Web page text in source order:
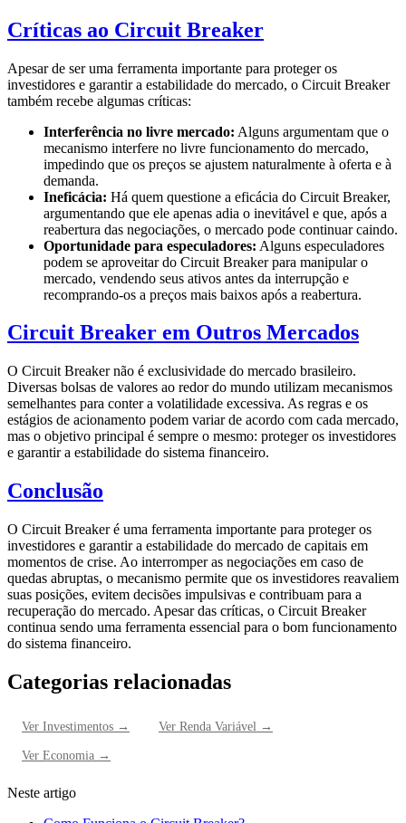
Críticas ao Circuit Breaker
Apesar de ser uma ferramenta importante para proteger os
investidores e garantir a estabilidade do mercado, o Circuit Breaker
também recebe algumas críticas:
Interferência no livre mercado: Alguns argumentam que o
mecanismo interfere no livre funcionamento do mercado,
impedindo que os preços se ajustem naturalmente à oferta e à
demanda.
Ineficácia: Há quem questione a eficácia do Circuit Breaker,
argumentando que ele apenas adia o inevitável e que, após a
reabertura das negociações, o mercado pode continuar caindo.
Oportunidade para especuladores: Alguns especuladores
podem se aproveitar do Circuit Breaker para manipular o
mercado, vendendo seus ativos antes da interrupção e
recomprando-os a preços mais baixos após a reabertura.
Circuit Breaker em Outros Mercados
O Circuit Breaker não é exclusividade do mercado brasileiro.
Diversas bolsas de valores ao redor do mundo utilizam mecanismos
semelhantes para conter a volatilidade excessiva. As regras e os
estágios de acionamento podem variar de acordo com cada mercado,
mas o objetivo principal é sempre o mesmo: proteger os investidores
e garantir a estabilidade do sistema financeiro.
Conclusão
O Circuit Breaker é uma ferramenta importante para proteger os
investidores e garantir a estabilidade do mercado de capitais em
momentos de crise. Ao interromper as negociações em caso de
quedas abruptas, o mecanismo permite que os investidores reavaliem
suas posições, evitem decisões impulsivas e contribuam para a
recuperação do mercado. Apesar das críticas, o Circuit Breaker
continua sendo uma ferramenta essencial para o bom funcionamento
do sistema financeiro.
Categorias relacionadas
Ver Investimentos → Ver Renda Variável →
Ver Economia →
Neste artigo